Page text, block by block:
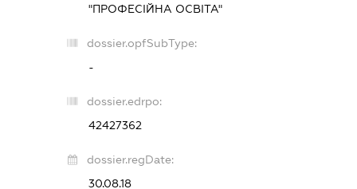
"ПРОФЕСІЙНА ОСВІТА"
dossier.opfSubType:
-
dossier.edrpo:
42427362
dossier.regDate:
30.08.18